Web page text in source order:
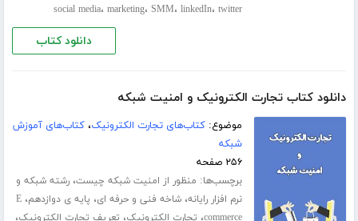
social media، marketing، SMM، linkedIn، twitter
دانلود کتاب
دانلود کتاب تجارت الکترونیک و امنیت شبکه
موضوع:کتاب‌های تجارت الکترونیک،کتاب‌های آموزش
شبکه
۲۵۶ صفحه
برچسب‌ها: منظور از امنیت شبکه چیست،رشته شبکه و
نرم افزار رایانه،شاخه فنی و حرفه ای، پایه ی دوازدهم،E
commerce، تجارت الکترونیک، تعریف تجارت الکترونیک،